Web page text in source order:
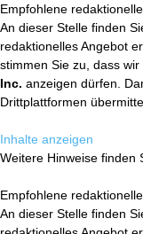
Empfohlene
An dieser Stelle finden
redaktionelles Angebot
stimmen Sie zu, dass
Inc. anzeigen dürfen.
Drittplattformen
Inhalte anzeigen
Weitere Hinweise finden
Empfohlene
An dieser Stelle finden